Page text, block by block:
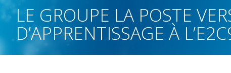
LE GROUPE LA POSTE
D’APPRENTISSAGE À